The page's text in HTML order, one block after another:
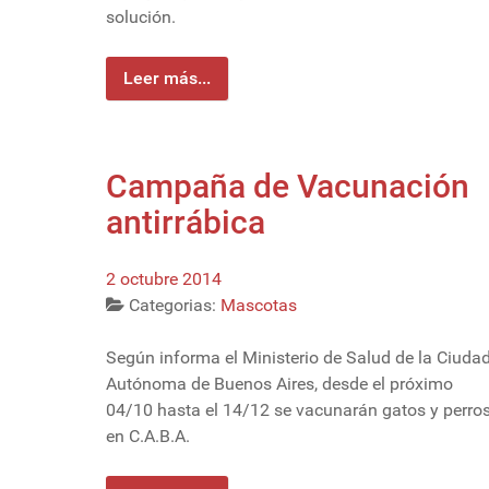
solución.
Leer más...
Campaña de Vacunación
antirrábica
2 octubre 2014
Categorias: Mascotas
Según informa el Ministerio de Salud de la Ciudad
Autónoma de Buenos Aires, desde el próximo
04/10 hasta el 14/12 se vacunarán gatos y
en C.A.B.A.